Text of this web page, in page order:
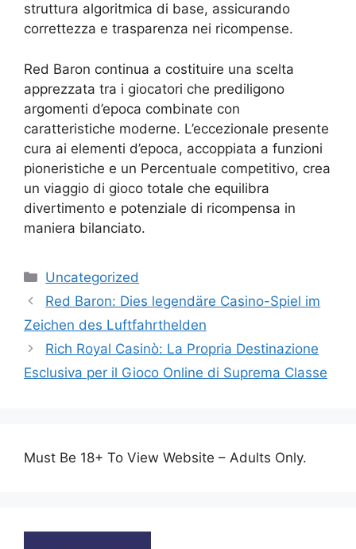
struttura algoritmica di base, assicurando
correttezza e trasparenza nei ricompense.
Red Baron continua a costituire una scelta
apprezzata tra i giocatori che prediligono
argomenti d’epoca combinate con
caratteristiche moderne. L’eccezionale presente
cura ai elementi d’epoca, accoppiata a funzioni
pioneristiche e un Percentuale competitivo, crea
un viaggio di gioco totale che equilibra
divertimento e potenziale di ricompensa in
maniera bilanciato.
Categories
Uncategorized
Red Baron: Dies legendäre Casino-Spiel im
Zeichen des Luftfahrthelden
Rich Royal Casinò: La Propria Destinazione
Esclusiva per il Gioco Online di Suprema Classe
Must Be 18+ To View Website – Adults Only.